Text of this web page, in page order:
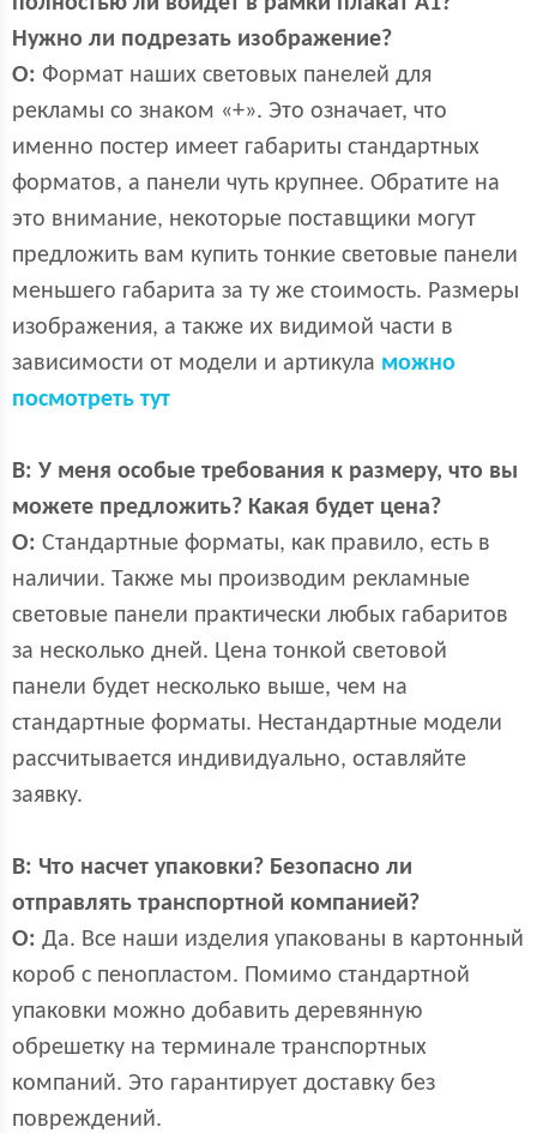
Нужно ли подрезать изображение?
О: Формат наших световых панелей для
рекламы со знаком «+». Это означает, что
именно постер имеет габариты стандартных
форматов, а панели чуть крупнее. Обратите на
это внимание, некоторые поставщики могут
предложить вам купить тонкие световые панели
меньшего габарита за ту же стоимость. Размеры
изображения, а также их видимой части в
зависимости от модели и артикула можно
посмотреть тут
В: У меня особые требования к размеру, что вы
можете предложить? Какая будет цена?
О: Стандартные форматы, как правило, есть в
наличии. Также мы производим рекламные
световые панели практически любых габаритов
за несколько дней. Цена тонкой световой
панели будет несколько выше, чем на
стандартные форматы. Нестандартные модели
рассчитывается индивидуально, оставляйте
заявку.
В: Что насчет упаковки? Безопасно ли
отправлять транспортной компанией?
О: Да. Все наши изделия упакованы в картонный
короб с пенопластом. Помимо стандартной
упаковки можно добавить деревянную
обрешетку на терминале транспортных
компаний. Это гарантирует доставку без
повреждений.